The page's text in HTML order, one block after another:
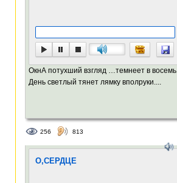
ОкнА потухший взгляд …темнеет в восемь.
День светлый тянет лямку вполруки....
256 813
О,СЕРДЦЕ